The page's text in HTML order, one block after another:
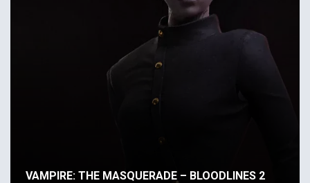
VAMPIRE: THE MASQUERADE – BLOODLINES 2